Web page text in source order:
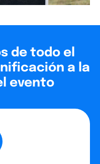
de todo el
a la
evento